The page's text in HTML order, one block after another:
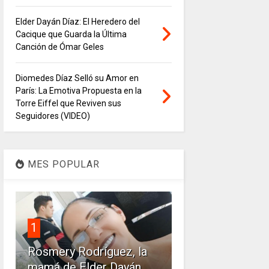
Elder Dayán Díaz: El Heredero del
Cacique que Guarda la Última
Canción de Ómar Geles
Diomedes Díaz Selló su Amor en
París: La Emotiva Propuesta en la
Torre Eiffel que Reviven sus
Seguidores (VIDEO)
MES POPULAR
1
Rosmery Rodríguez, la